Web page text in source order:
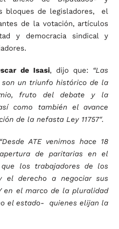
bloques de legisladores, el
de la votación, artículos
y democracia sindical y
de Isasi, dijo que: “Las
un triunfo histórico de la
fruto del debate y la
como también el avance
de la nefasta Ley 11757″.
“Desde ATE venimos hace 18
de paritarias en el
los trabajadores de los
el derecho a negociar sus
en el marco de la pluralidad
el estado- quienes elijan la